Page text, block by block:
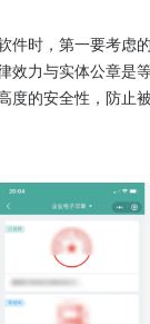
件时，第一要考虑
效力与实体公章是
度的安全性，防止